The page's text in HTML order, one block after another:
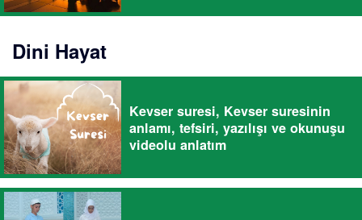
Dini Hayat
Kevser suresi, Kevser suresinin
anlamı, tefsiri, yazılışı ve okunuşu
videolu anlatım